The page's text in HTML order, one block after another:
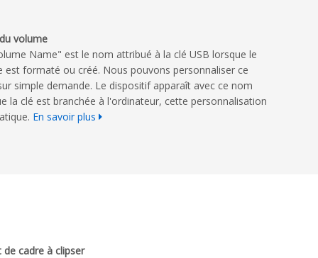
volume
Name" est le nom attribué à la clé USB lorsque le
est formaté ou créé. Nous pouvons personnaliser ce
simple demande. Le dispositif apparaît avec ce nom
la clé est branchée à l'ordinateur, cette personnalisation
En savoir plus
de cadre à clipser